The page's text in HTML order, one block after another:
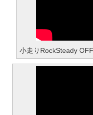
小走りRockSteady